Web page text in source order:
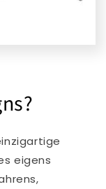
eigens